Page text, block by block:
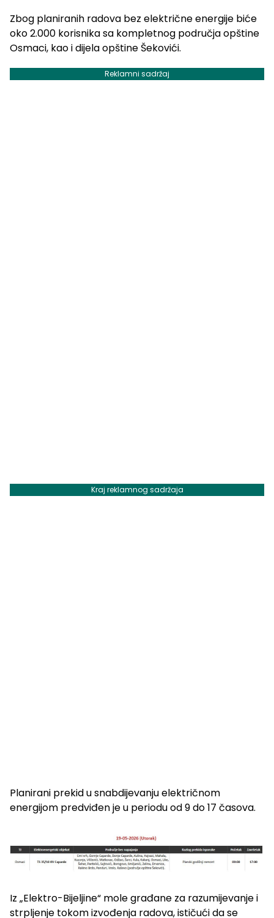
Zbog planiranih radova bez električne energije biće
oko 2.000 korisnika sa kompletnog područja opštine
Osmaci, kao i dijela opštine Šekovići.
Reklamni sadržaj
Kraj reklamnog sadržaja
Planirani prekid u snabdijevanju električnom
energijom predviđen je u periodu od 9 do 17 časova.
Iz „Elektro-Bijeljine“ mole građane za razumijevanje i
strpljenje tokom izvođenja radova, ističući da se